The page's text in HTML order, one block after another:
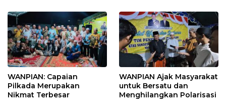
WANPIAN: Capaian
Pilkada Merupakan
Nikmat Terbesar
WANPIAN Ajak Masyarakat
untuk Bersatu dan
Menghilangkan Polarisasi